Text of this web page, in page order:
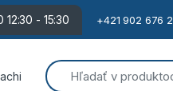
12:30 - 15:30 +421 902 676
Search for: